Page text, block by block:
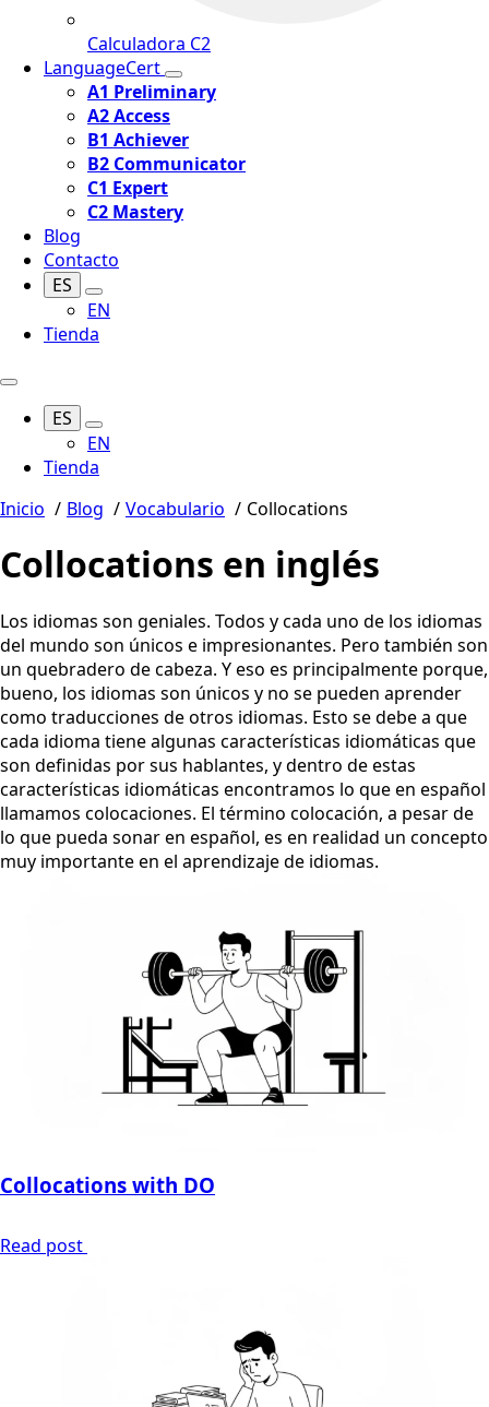
Calculadora C2
LanguageCert
A1 Preliminary
A2 Access
B1 Achiever
B2 Communicator
C1 Expert
C2 Mastery
Blog
Contacto
ES
EN
Tienda
ES
EN
Tienda
Inicio
Blog Vocabulario Collocations
Collocations en inglés
Los idiomas son geniales. Todos y cada uno de los idiomas
del mundo son únicos e impresionantes. Pero también son
un quebradero de cabeza. Y eso es principalmente porque,
bueno, los idiomas son únicos y no se pueden aprender
como traducciones de otros idiomas. Esto se debe a que
cada idioma tiene algunas características idiomáticas que
son definidas por sus hablantes, y dentro de estas
características idiomáticas encontramos lo que en español
llamamos colocaciones. El término colocación, a pesar de
lo que pueda sonar en español, es en realidad un concepto
muy importante en el aprendizaje de idiomas.
Collocations with DO
Read post